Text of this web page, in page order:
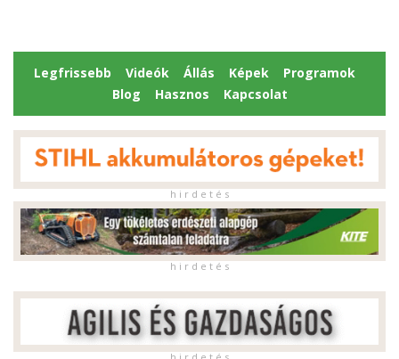
Legfrissebb Videók Állás Képek
Programok
Blog
Hasznos Kapcsolat
h i r d e t é s
h i r d e t é s